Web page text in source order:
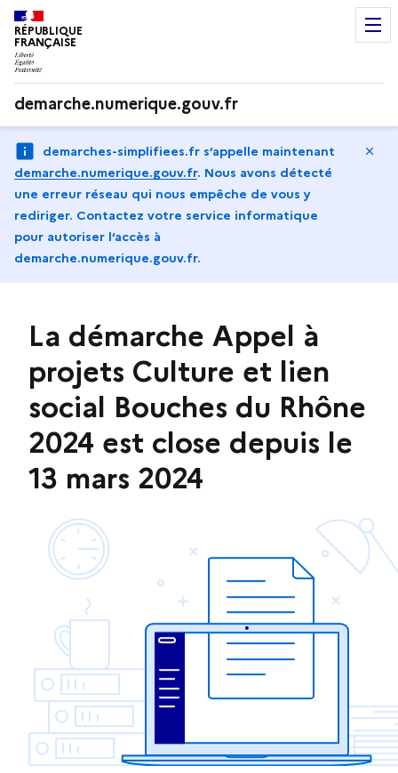
RÉPUBLIQUE
FRANÇAISE
demarche.numerique.gouv.fr
demarches-simplifiees.fr s’appelle maintenant
demarche.numerique.gouv.fr. Nous avons détecté
une erreur réseau qui nous empêche de vous y
rediriger. Contactez votre service informatique
pour autoriser l‘accès à
demarche.numerique.gouv.fr.
La démarche Appel à
projets Culture et lien
social Bouches du Rhône
2024 est close depuis le
13 mars 2024